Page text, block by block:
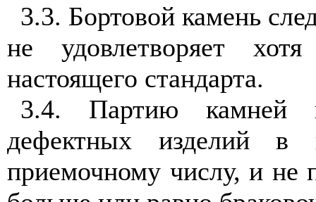
3.3. Бортовой камень
не удовлетворяет
настоящего стандарта.
3.4. Партию камней
дефектных изделий
приемочному числу, и не